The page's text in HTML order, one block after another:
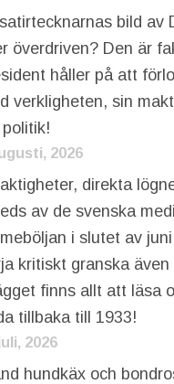
bild av
överdriven? Den är
håller på att
verkligheten, sin
2026
direkta
av de svenska
i slutet av
kritiskt granska
finns allt att läsa
tillbaka till 1933!
2026
hundkäx och